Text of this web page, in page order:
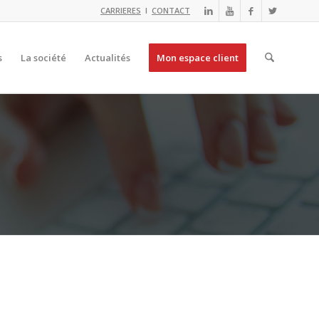
CARRIERES I CONTACT
La société Actualités Mon espace client